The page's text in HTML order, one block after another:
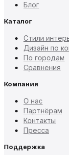
Блог
Каталог
Стили
Дизайн по
По городам
Сравнения
Компания
О нас
Партнёрам
Контакты
Пресса
Поддержка